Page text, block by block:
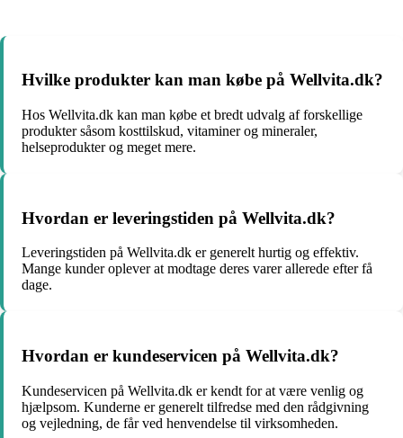
Hvilke produkter kan man købe på Wellvita.dk?
Hos Wellvita.dk kan man købe et bredt udvalg af forskellige
produkter såsom kosttilskud, vitaminer og mineraler,
helseprodukter og meget mere.
Hvordan er leveringstiden på Wellvita.dk?
Leveringstiden på Wellvita.dk er generelt hurtig og effektiv.
Mange kunder oplever at modtage deres varer allerede efter få
dage.
Hvordan er kundeservicen på Wellvita.dk?
Kundeservicen på Wellvita.dk er kendt for at være venlig og
hjælpsom. Kunderne er generelt tilfredse med den rådgivning
og vejledning, de får ved henvendelse til virksomheden.